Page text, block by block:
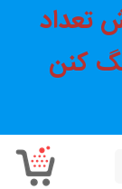
تعداد
کنن